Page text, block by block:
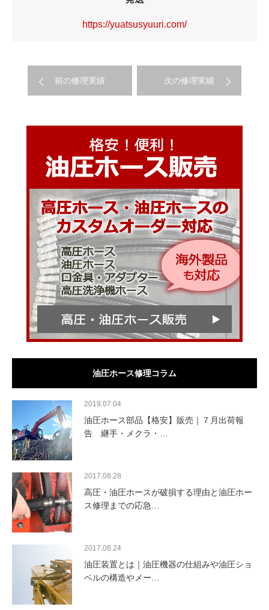
https://yuatsusyuuri.com/
前の修理実績 次の修理実績
油圧ホース修理コラム
2019.07.04
油圧ホース部品【格安】販売｜７月出荷報
告 継手・メクラ・…
2017.08.28
高圧・油圧ホースが破損する理由と油圧ホー
ス修理までの応急…
2017.08.24
油圧装置とは｜油圧機器の仕組みや油圧ショ
ベルの構造やメー…